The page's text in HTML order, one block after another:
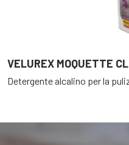
VELUREX MOQUETTE
Detergente alcalino per la